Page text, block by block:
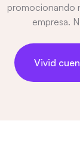
promocionando
empresa.
Vivid